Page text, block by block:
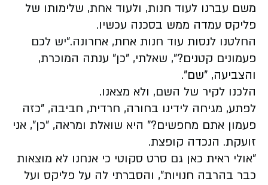
משם עברנו לעוד חנות, ולעוד אחת, שלימותו של
פליקס עמדה ממש בסכנה עכשיו.
החלטנו לנסות עוד חנות אחת, אחרונה."יש לכם
פעמונים קטנים?", שאלתי, "כן" ענתה המוכרת,
והצביעה, "שם".
הלכנו לקיר של השם, ולא מצאנו.
לפתע, מגיחה לידינו בחורה, חרדית, חביבה, "כזה
פעמון אתם מחפשים?" היא שואלת ומראה, "כן", אני
זועקת. הנכדה קופצת.
"אולי ראית כאן גם סרט סקוטי כי אנחנו לא מוצאות
כבר בהרבה חנויות", והסברתי לה על פליקס ועל